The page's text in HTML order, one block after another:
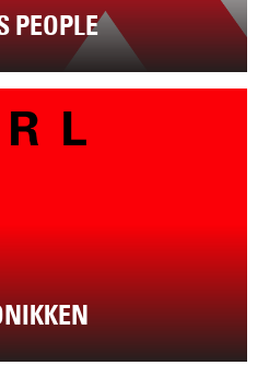
PEOPLE